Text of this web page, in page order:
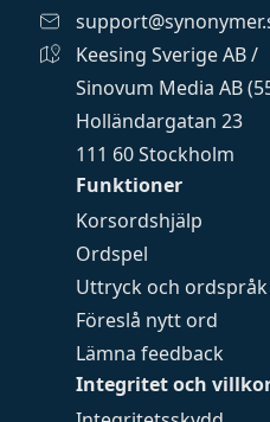
Funktioner
Korsordshjälp
Ordspel
Uttryck och ordspråk
Föreslå nytt ord
Lämna feedback
Integritet och
Keesing Sverige AB /
Sinovum Media AB
Holländargatan 23
111 60 Stockholm